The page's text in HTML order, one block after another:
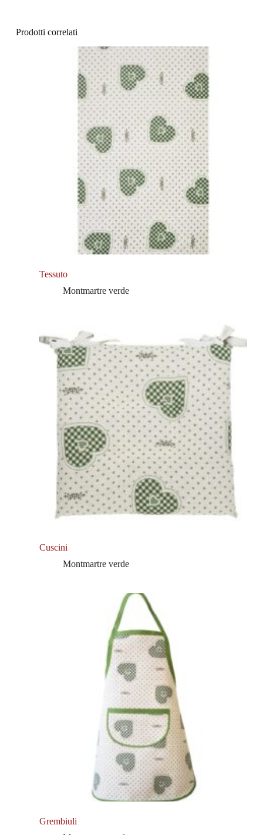
Prodotti correlati
Tessuto
Montmartre verde
Cuscini
Montmartre verde
Grembiuli